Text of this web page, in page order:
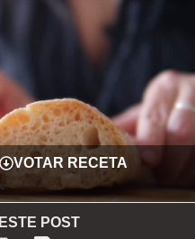
VOTAR RECETA
POST